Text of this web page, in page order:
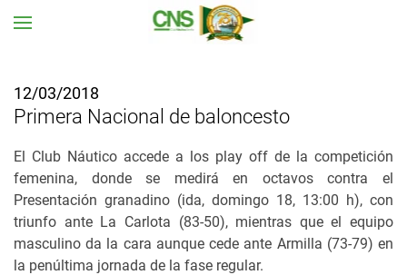
12/03/2018
Primera Nacional de baloncesto
El Club Náutico accede a los play off de la competición
femenina, donde se medirá en octavos contra el
Presentación granadino (ida, domingo 18, 13:00 h), con
triunfo ante La Carlota (83-50), mientras que el equipo
masculino da la cara aunque cede ante Armilla (73-79) en
la penúltima jornada de la fase regular.